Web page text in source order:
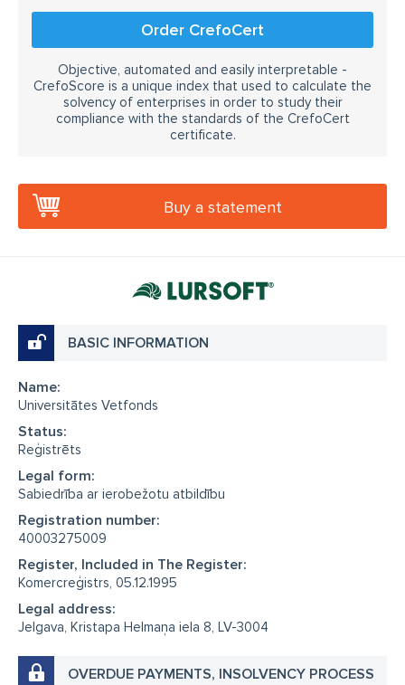
Order CrefoCert
Objective, automated and easily interpretable -
CrefoScore is a unique index that used to calculate the
solvency of enterprises in order to study their
compliance with the standards of the CrefoCert
certificate.
Buy a statement
BASIC INFORMATION
Name:
Universitātes Vetfonds
Status:
Reģistrēts
Legal form:
Sabiedrība ar ierobežotu atbildību
Registration number:
40003275009
Register, Included in The Register:
Komercreģistrs, 05.12.1995
Legal address:
Jelgava, Kristapa Helmaņa iela 8, LV-3004
OVERDUE PAYMENTS, INSOLVENCY PROCESS